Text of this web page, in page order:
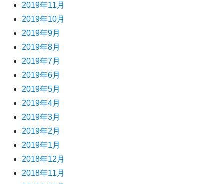
2019年11月
2019年10月
2019年9月
2019年8月
2019年7月
2019年6月
2019年5月
2019年4月
2019年3月
2019年2月
2019年1月
2018年12月
2018年11月